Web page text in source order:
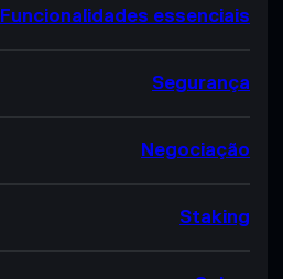
Funcionalidades essenciais
Segurança
Negociação
Staking